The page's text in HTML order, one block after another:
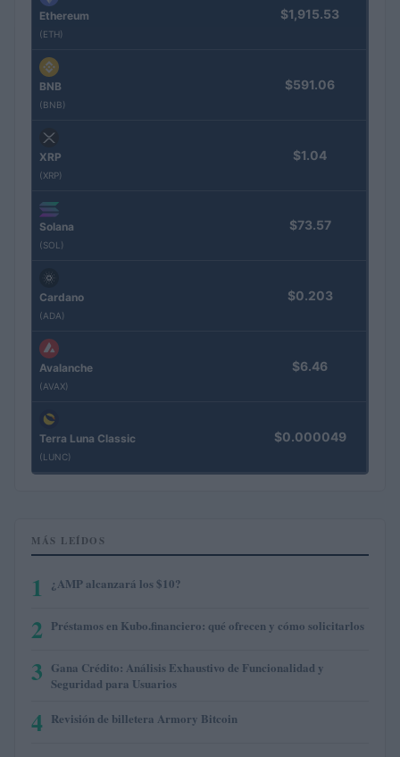
Ethereum
(ETH)
$1,915.53
BNB
(BNB)
$591.06
XRP
(XRP)
$1.04
Solana
(SOL)
$73.57
Cardano
(ADA)
$0.203
Avalanche
(AVAX)
$6.46
Terra Luna Classic
(LUNC)
$0.000049
MÁS LEÍDOS
1 ¿AMP alcanzará los $10?
2 Préstamos en Kubo.financiero: qué ofrecen y cómo solicitarlos
3 Gana Crédito: Análisis Exhaustivo de Funcionalidad y
Seguridad para Usuarios
4 Revisión de billetera Armory Bitcoin